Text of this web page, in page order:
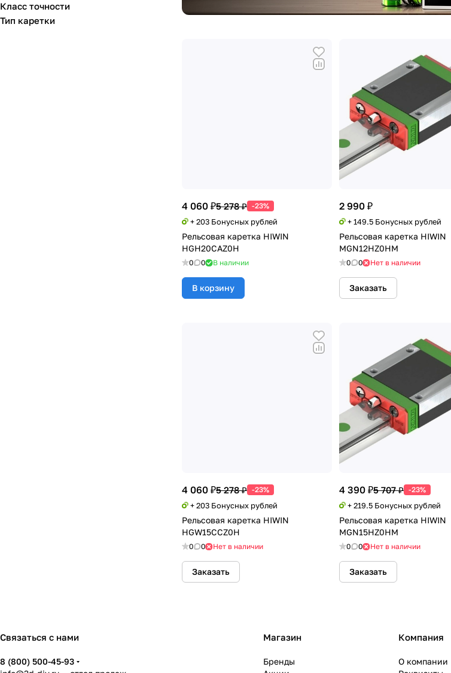
4 060 ₽5 278 ₽ -23%
+ 203 Бонусных рублей
Рельсовая каретка HIWIN
HGH20CAZ0H
0 0 В наличии
В корзину
2 990 ₽
+ 149.5 Бонусных рублей
Рельсовая каретка HIWIN
MGN12HZ0HM
0 0 Нет в наличии
Заказать
4 060 ₽5 278 ₽ -23%
+ 203 Бонусных рублей
Рельсовая каретка HIWIN
HGW15CCZ0H
0 0 Нет в наличии
Заказать
4 390 ₽5 707 ₽ -23%
+ 219.5 Бонусных рублей
Рельсовая каретка HIWIN
MGN15HZ0HM
0 0 Нет в наличии
Заказать
Класс точности
Тип каретки
Связаться с нами
8 (800) 500-45-93
Магазин
Бренды
Компания
О компании